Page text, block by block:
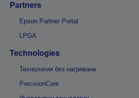
Partners
Epson Partner Portal
LPGA
Technologies
Технология без нагряване
PrecisionCore